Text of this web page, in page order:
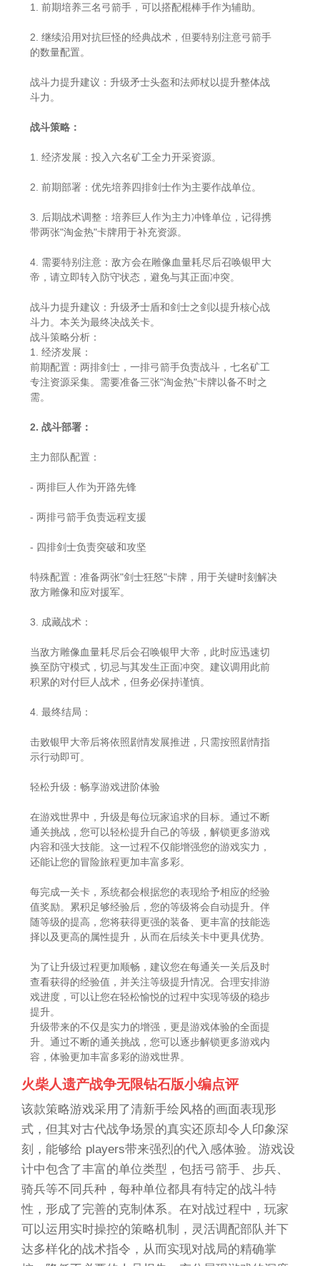
1. 前期培养三名弓箭手，可以搭配棍棒手作为辅助。
2. 继续沿用对抗巨怪的经典战术，但要特别注意弓箭手
的数量配置。
战斗力提升建议：升级矛士头盔和法师杖以提升整体战
斗力。
战斗策略：
1. 经济发展：投入六名矿工全力开采资源。
2. 前期部署：优先培养四排剑士作为主要作战单位。
3. 后期战术调整：培养巨人作为主力冲锋单位，记得携
带两张"淘金热"卡牌用于补充资源。
4. 需要特别注意：敌方会在雕像血量耗尽后召唤银甲大
帝，请立即转入防守状态，避免与其正面冲突。
战斗力提升建议：升级矛士盾和剑士之剑以提升核心战
斗力。本关为最终决战关卡。
战斗策略分析：
1. 经济发展：
前期配置：两排剑士，一排弓箭手负责战斗，七名矿工
专注资源采集。需要准备三张"淘金热"卡牌以备不时之
需。
2. 战斗部署：
主力部队配置：
- 两排巨人作为开路先锋
- 两排弓箭手负责远程支援
- 四排剑士负责突破和攻坚
特殊配置：准备两张"剑士狂怒"卡牌，用于关键时刻解决
敌方雕像和应对援军。
3. 成藏战术：
当敌方雕像血量耗尽后会召唤银甲大帝，此时应迅速切
换至防守模式，切忌与其发生正面冲突。建议调用此前
积累的对付巨人战术，但务必保持谨慎。
4. 最终结局：
击败银甲大帝后将依照剧情发展推进，只需按照剧情指
示行动即可。
轻松升级：畅享游戏进阶体验
在游戏世界中，升级是每位玩家追求的目标。通过不断
通关挑战，您可以轻松提升自己的等级，解锁更多游戏
内容和强大技能。这一过程不仅能增强您的游戏实力，
还能让您的冒险旅程更加丰富多彩。
每完成一关卡，系统都会根据您的表现给予相应的经验
值奖励。累积足够经验后，您的等级将会自动提升。伴
随等级的提高，您将获得更强的装备、更丰富的技能选
择以及更高的属性提升，从而在后续关卡中更具优势。
为了让升级过程更加顺畅，建议您在每通关一关后及时
查看获得的经验值，并关注等级提升情况。合理安排游
戏进度，可以让您在轻松愉悦的过程中实现等级的稳步
提升。
升级带来的不仅是实力的增强，更是游戏体验的全面提
升。通过不断的通关挑战，您可以逐步解锁更多游戏内
容，体验更加丰富多彩的游戏世界。
火柴人遗产战争无限钻石版小编点评
该款策略游戏采用了清新手绘风格的画面表现形
式，但其对古代战争场景的真实还原却令人印象深
刻，能够给 players带来强烈的代入感体验。游戏设
计中包含了丰富的单位类型，包括弓箭手、步兵、
骑兵等不同兵种，每种单位都具有特定的战斗特
性，形成了完善的克制体系。在对战过程中，玩家
可以运用实时操控的策略机制，灵活调配部队并下
达多样化的战术指令，从而实现对战局的精确掌